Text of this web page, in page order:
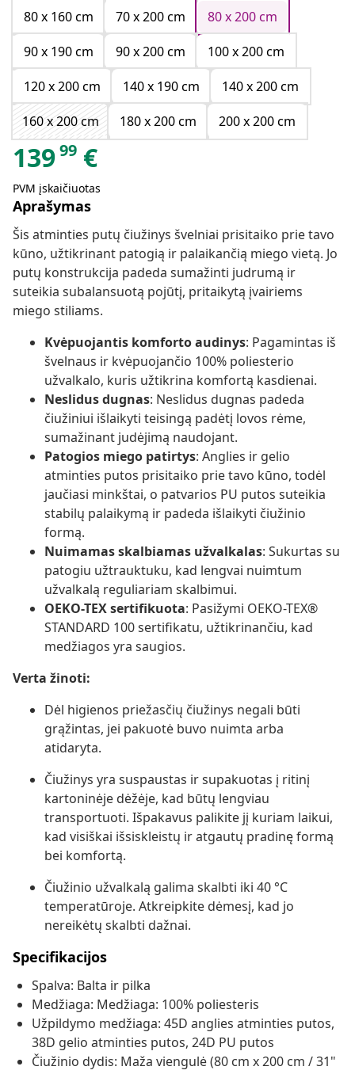
80 x 160 cm
70 x 200 cm
80 x 200 cm
90 x 190 cm
90 x 200 cm
100 x 200 cm
120 x 200 cm
140 x 190 cm
140 x 200 cm
160 x 200 cm
180 x 200 cm 200 x 200 cm
13999 €
PVM įskaičiuotas
Aprašymas
Šis atminties putų čiužinys švelniai prisitaiko prie tavo
kūno, užtikrinant patogią ir palaikančią miego vietą. Jo
putų konstrukcija padeda sumažinti judrumą ir
suteikia subalansuotą pojūtį, pritaikytą įvairiems
miego stiliams.
Kvėpuojantis komforto audinys: Pagamintas iš
švelnaus ir kvėpuojančio 100% poliesterio
užvalkalo, kuris užtikrina komfortą kasdienai.
Neslidus dugnas: Neslidus dugnas padeda
čiužiniui išlaikyti teisingą padėtį lovos rėme,
sumažinant judėjimą naudojant.
Patogios miego patirtys: Anglies ir gelio
atminties putos prisitaiko prie tavo kūno, todėl
jaučiasi minkštai, o patvarios PU putos suteikia
stabilų palaikymą ir padeda išlaikyti čiužinio
formą.
Nuimamas skalbiamas užvalkalas: Sukurtas su
patogiu užtrauktuku, kad lengvai nuimtum
užvalkalą reguliariam skalbimui.
OEKO-TEX sertifikuota: Pasižymi OEKO-TEX®
STANDARD 100 sertifikatu, užtikrinančiu, kad
medžiagos yra saugios.
Verta žinoti:
Dėl higienos priežasčių čiužinys negali būti
grąžintas, jei pakuotė buvo nuimta arba
atidaryta.
Čiužinys yra suspaustas ir supakuotas į ritinį
kartoninėje dėžėje, kad būtų lengviau
transportuoti. Išpakavus palikite jį kuriam laikui,
kad visiškai išsiskleistų ir atgautų pradinę formą
bei komfortą.
Čiužinio užvalkalą galima skalbti iki 40 °C
temperatūroje. Atkreipkite dėmesį, kad jo
nereikėtų skalbti dažnai.
Specifikacijos
Spalva: Balta ir pilka
Medžiaga: Medžiaga: 100% poliesteris
Užpildymo medžiaga: 45D anglies atminties putos,
38D gelio atminties putos, 24D PU putos
Čiužinio dydis: Maža viengulė (80 cm x 200 cm / 31"